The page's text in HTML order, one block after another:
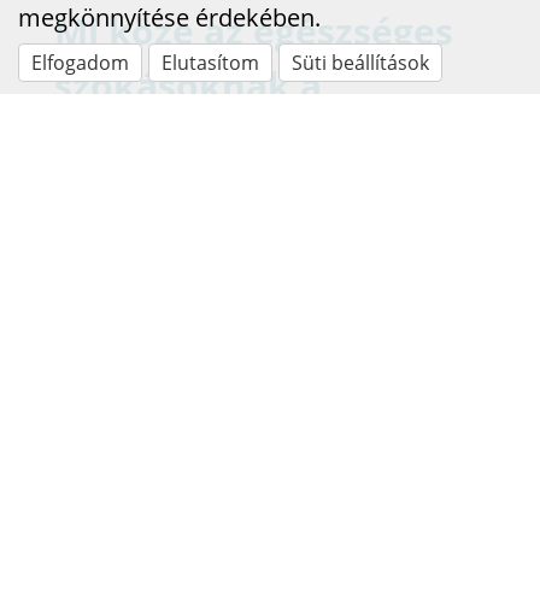
Mi köze az egészséges
szokásoknak a
megkönnyítése érdekében.
Elfogadom Elutasítom Süti beállítások